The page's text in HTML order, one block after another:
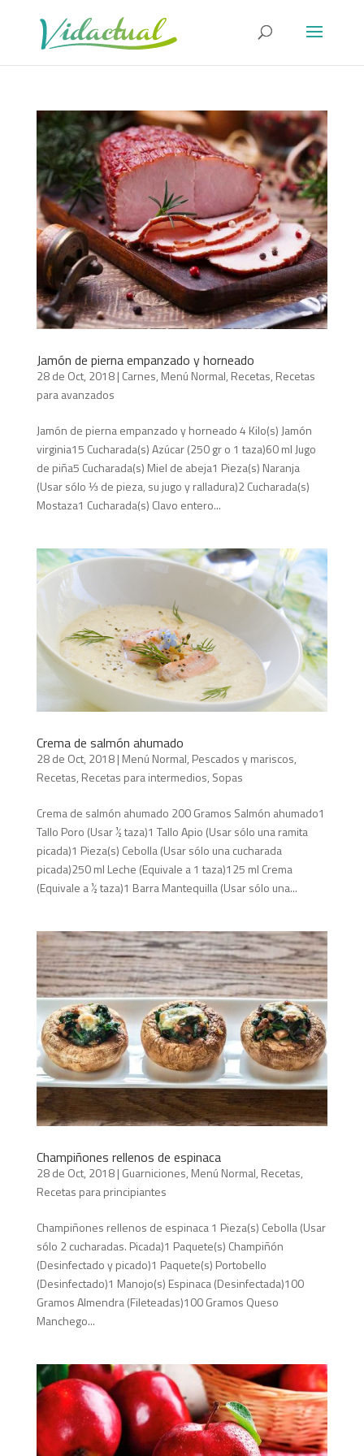
Jamón de pierna empanzado y horneado
28 de Oct, 2018| Carnes, Menú Normal, Recetas, Recetas
para avanzados
Jamón de pierna empanzado y horneado 4 Kilo(s) Jamón
virginia15 Cucharada(s) Azúcar (250 gr o 1 taza)60 ml Jugo
de piña5 Cucharada(s) Miel de abeja1 Pieza(s) Naranja
(Usar sólo ⅓ de pieza, su jugo y ralladura)2 Cucharada(s)
Mostaza1 Cucharada(s) Clavo entero...
Crema de salmón ahumado
28 de Oct, 2018| Menú Normal, Pescados y mariscos,
Recetas, Recetas para intermedios, Sopas
Crema de salmón ahumado 200 Gramos Salmón ahumado1
Tallo Poro (Usar ½ taza)1 Tallo Apio (Usar sólo una ramita
picada)1 Pieza(s) Cebolla (Usar sólo una cucharada
picada)250 ml Leche (Equivale a 1 taza)125 ml Crema
(Equivale a ½ taza)1 Barra Mantequilla (Usar sólo una...
Champiñones rellenos de espinaca
28 de Oct, 2018| Guarniciones, Menú Normal, Recetas,
Recetas para principiantes
Champiñones rellenos de espinaca 1 Pieza(s) Cebolla (Usar
sólo 2 cucharadas. Picada)1 Paquete(s) Champiñón
(Desinfectado y picado)1 Paquete(s) Portobello
(Desinfectado)1 Manojo(s) Espinaca (Desinfectada)100
Gramos Almendra (Fileteadas)100 Gramos Queso
Manchego...